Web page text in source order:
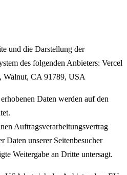
und die Darstellung der
des folgenden Anbieters: Vercel
Walnut, CA 91789, USA
Daten werden auf den
Auftragsverarbeitungsvertrag
Daten unserer Seitenbesucher
Weitergabe an Dritte untersagt.